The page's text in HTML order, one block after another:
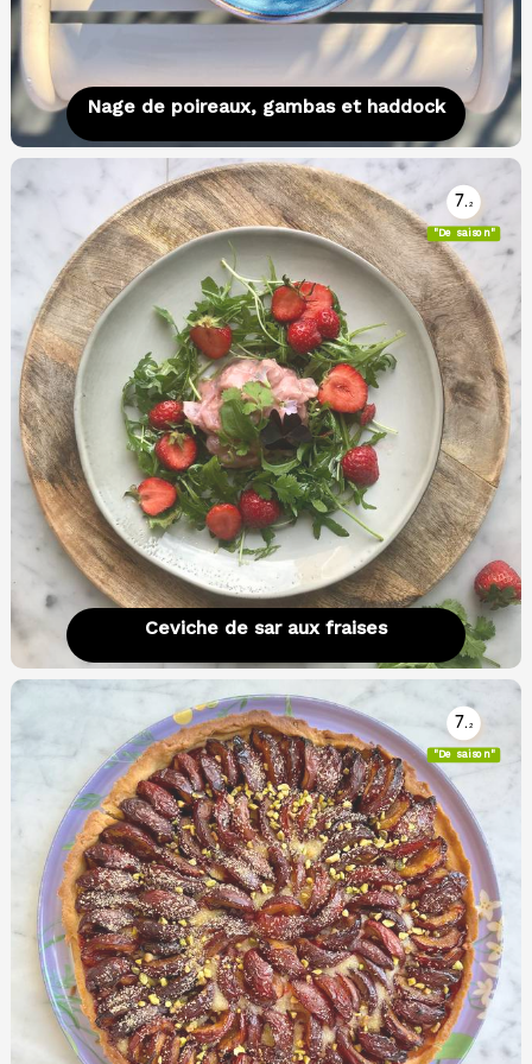
Nage de poireaux, gambas et haddock
Ceviche de sar aux fraises
7.2
"De saison"
7.2
"De saison"